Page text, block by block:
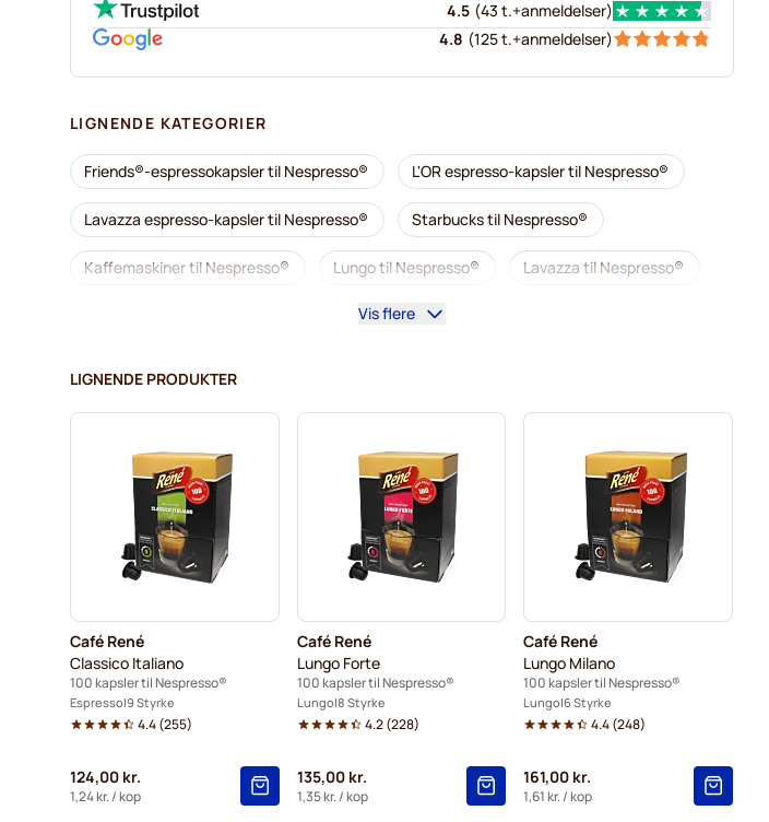
4.5 (43 t.+anmeldelser)
4.8 (125 t.+anmeldelser)
LIGNENDE KATEGORIER
Friends®-espressokapsler til Nespresso® L'OR espresso-kapsler til Nespresso®
Lavazza espresso-kapsler til Nespresso® Starbucks til Nespresso®
Kaffemaskiner til Nespresso® Lungo til Nespresso® Lavazza til Nespresso®
Café Royal kaffekapsler til Nespresso®
Afkalkning og plejeprodukter til Nespresso® L'OR kaffekapsler til Nespresso®
Segafredo kaffekapsler til Nespresso® Caffè Borbone til Nespresso®
Kapsler til Nespresso® Merrild kaffekapsler til Nespresso®
Gevalia kaffekapsler til Nespresso® Belmio kaffekapsler til Nespresso®
Vis flere
LIGNENDE PRODUKTER
Café René
Classico Italiano
100 kapsler til Nespresso®
Espresso 9 Styrke
4.4(255)
124,00 kr.
1,24 kr./ kop
Café René
Lungo Forte
100 kapsler til Nespresso®
Lungo 8 Styrke
4.2(228)
135,00 kr.
1,35 kr./ kop
Café René
Lungo Milano
100 kapsler til Nespresso®
Lungo 6 Styrke
4.4(248)
161,00 kr.
1,61 kr./ kop